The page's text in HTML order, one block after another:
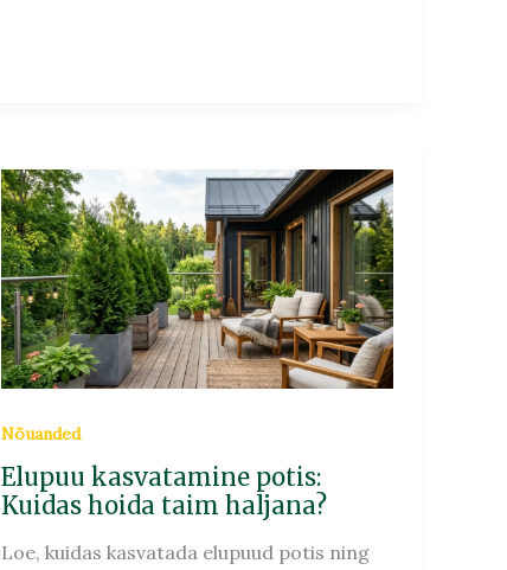
Nõuanded
Elupuu kasvatamine potis:
Kuidas hoida taim haljana?
Loe, kuidas kasvatada elupuud potis ning
Elupuu
kasvatamine
potis:
Kuidas
hoida
taim
haljana?